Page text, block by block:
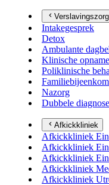
Verslavingszorg
Intakegesprek
Detox
Ambulante
Klinische opname
Poliklinische
Nazorg
Dubbele diagnose
Afkickkliniek
Afkickkliniek
Afkickkliniek
Afkickkliniek
Afkickkliniek
Afkickkliniek